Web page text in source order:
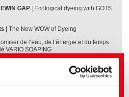
GAP
| Ecological dyeing with GOTS
| The New WOW of Dyeing
de l’eau, de l’énergie et du temps
VARIO SOAPING